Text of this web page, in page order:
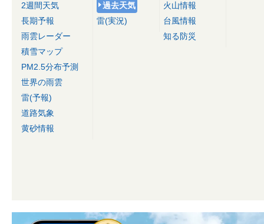
2週間天気
長期予報
雨雲レーダー
積雪マップ
PM2.5分布予測
世界の雨雲
雷(予報)
道路気象
黄砂情報
過去天気
雷(実況)
火山情報
台風情報
知る防災